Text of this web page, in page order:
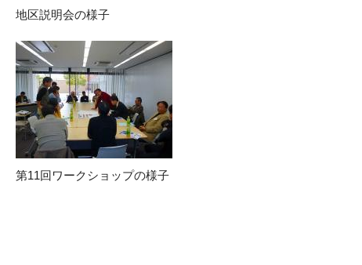
地区説明会の様子
第11回ワークショップの様子